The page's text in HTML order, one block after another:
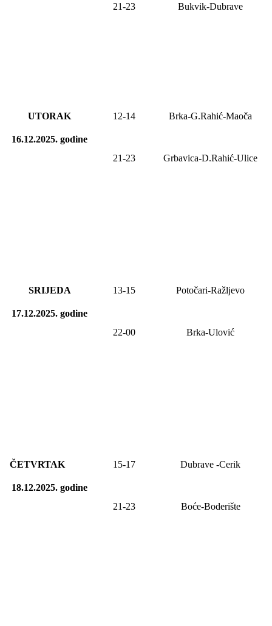
21-23 Bukvik-Dubrave
UTORAK
16.12.2025. godine
12-14 Brka-G.Rahić-Maoča
21-23 Grbavica-D.Rahić-Ulice
SRIJEDA
17.12.2025. godine
13-15 Potočari-Ražljevo
22-00 Brka-Ulović
ČETVRTAK
18.12.2025. godine
15-17 Dubrave -Cerik
21-23 Boće-Boderište